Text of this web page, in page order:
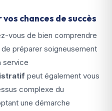
chances de succès
vous de bien comprendre
préparer soigneusement
service
peut également vous
complexe du
une démarche